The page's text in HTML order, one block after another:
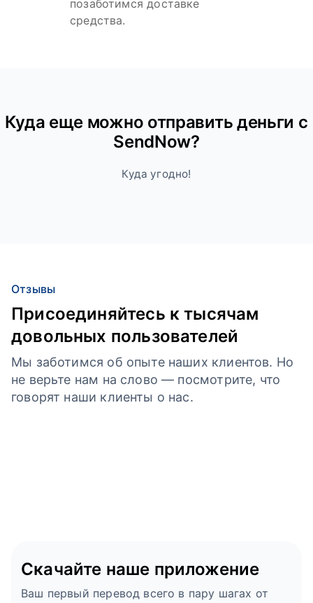
позаботимся доставке
средства.
Куда ещe можно отправить деньги с
SendNow?
Куда угодно!
Отзывы
Присоединяйтесь к тысячам
довольных пользователей
Мы заботимся об опыте наших клиентов. Но
не верьте нам на слово — посмотрите, что
говорят наши клиенты о нас.
Скачайте наше приложение
Ваш первый перевод всего в пару шагах от